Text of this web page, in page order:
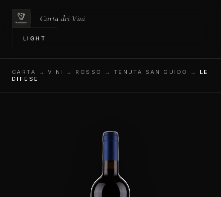
Carta dei Vini
LIGHT
CARTA → VINI → ROSSO → TENUTA SAN GUIDO → LE
DIFESE